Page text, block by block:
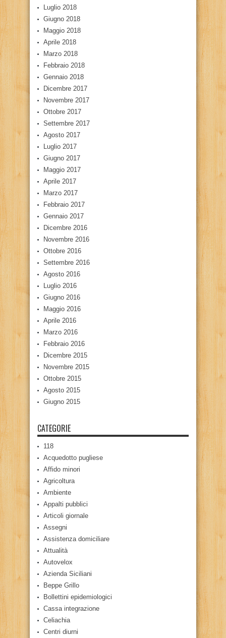
Luglio 2018
Giugno 2018
Maggio 2018
Aprile 2018
Marzo 2018
Febbraio 2018
Gennaio 2018
Dicembre 2017
Novembre 2017
Ottobre 2017
Settembre 2017
Agosto 2017
Luglio 2017
Giugno 2017
Maggio 2017
Aprile 2017
Marzo 2017
Febbraio 2017
Gennaio 2017
Dicembre 2016
Novembre 2016
Ottobre 2016
Settembre 2016
Agosto 2016
Luglio 2016
Giugno 2016
Maggio 2016
Aprile 2016
Marzo 2016
Febbraio 2016
Dicembre 2015
Novembre 2015
Ottobre 2015
Agosto 2015
Giugno 2015
CATEGORIE
118
Acquedotto pugliese
Affido minori
Agricoltura
Ambiente
Appalti pubblici
Articoli giornale
Assegni
Assistenza domiciliare
Attualità
Autovelox
Azienda Siciliani
Beppe Grillo
Bollettini epidemiologici
Cassa integrazione
Celiachia
Centri diurni